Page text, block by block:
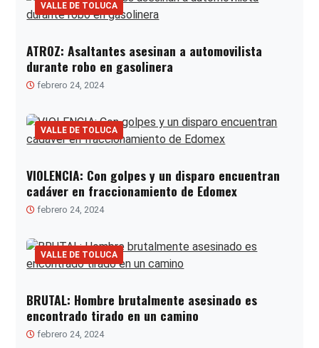
VALLE DE TOLUCA
ATROZ: Asaltantes asesinan a automovilista
durante robo en gasolinera
febrero 24, 2024
VALLE DE TOLUCA
VIOLENCIA: Con golpes y un disparo encuentran
cadáver en fraccionamiento de Edomex
febrero 24, 2024
VALLE DE TOLUCA
BRUTAL: Hombre brutalmente asesinado es
encontrado tirado en un camino
febrero 24, 2024